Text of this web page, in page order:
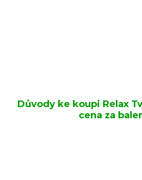
Důvody ke koupi Relax
cena za